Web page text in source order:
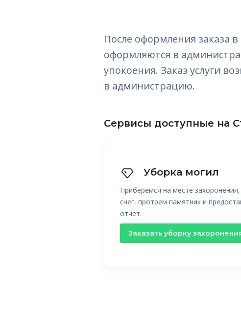
После оформления заказа
оформляются в
упокоения. Заказ услуги
в администрацию.
Сервисы доступные на
Уборка могил
Приберемся на месте
снег, протрем памятник и
отчет.
Заказать уборку